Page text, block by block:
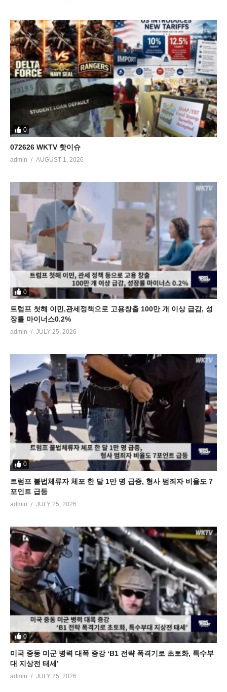
0
072626 WKTV 핫이슈
admin AUGUST 1, 2026
0
트럼프 첫해 이민,관세정책으로 고용창출 100만 개 이상 급감, 성
장률 마이너스0.2%
admin JULY 25, 2026
0
트럼프 불법체류자 체포 한 달 1만 명 급증, 형사 범죄자 비율도 7
포인트 급등
admin JULY 25, 2026
0
미국 중동 미군 병력 대폭 증강 ‘B1 전략 폭격기로 초토화, 특수부
대 지상전 태세’
admin JULY 25, 2026